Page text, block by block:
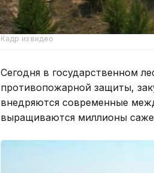
Кадр из видео
Сегодня в государственном
противопожарной защиты,
внедряются современные
выращиваются миллионы